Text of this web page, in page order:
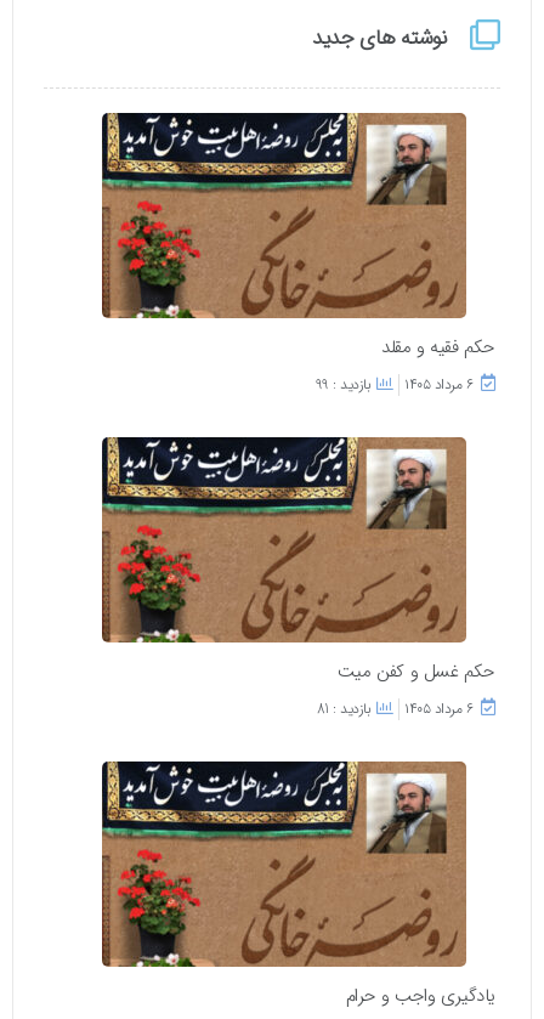
نوشته های جدید
حکم فقیه و مقلد
۶ مرداد ۱۴۰۵ بازدید : 99
حکم غسل و کفن میت
۶ مرداد ۱۴۰۵ بازدید : 81
یادگیری واجب و حرام